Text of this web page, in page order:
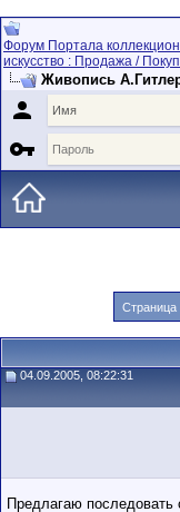
Форум Портала
искусство : Продажа /
Живопись


Страница
04.09.2005, 08:22:31
Предлагаю последовать